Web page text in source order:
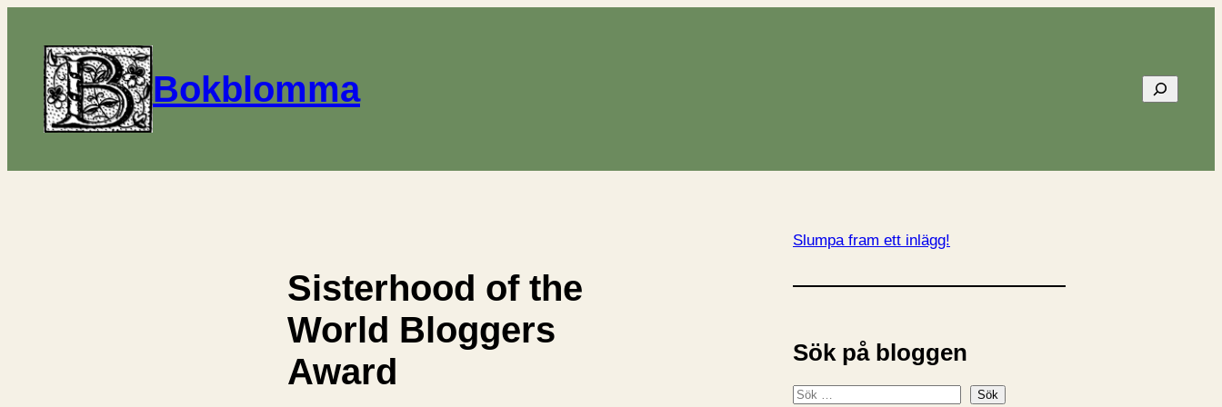
Bokblomma Sök
Sisterhood of the
World Bloggers
Award
Slumpa fram ett inlägg!
Sök på bloggen
S
Sök